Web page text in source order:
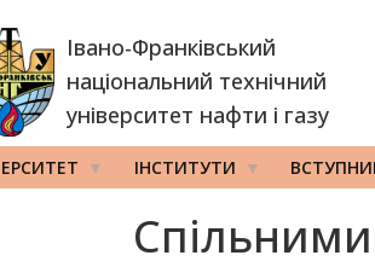
Івано-Франківський
національний технічний
університет нафти і газу
ІНСТИТУТИ